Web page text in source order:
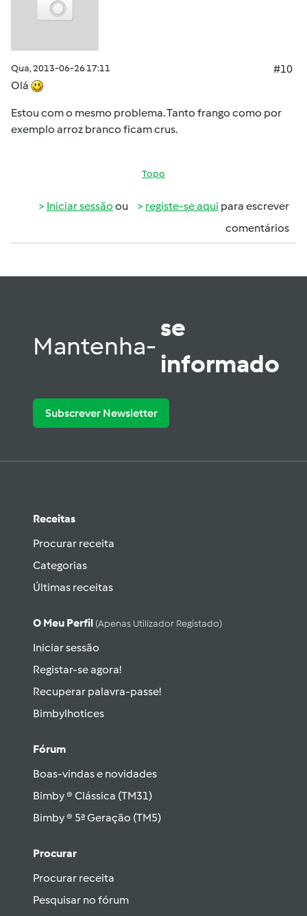
Qua, 2013-06-26 17:11
#10
Olá
Estou com o mesmo problema. Tanto frango como por
exemplo arroz branco ficam crus.
Topo
Iniciar sessão ou registe-se aqui para escrever
comentários
Mantenha-
se
informado
Subscrever Newsletter
Receitas
Procurar receita
Categorias
Últimas receitas
O Meu Perfil (apenas Utilizador Registado)
Iniciar sessão
Registar-se agora!
Recuperar palavra-passe!
Bimbylhotices
Fórum
Boas-vindas e novidades
Bimby ® Clássica (TM31)
Bimby ® 5ª Geração (TM5)
Procurar
Procurar receita
Pesquisar no fórum